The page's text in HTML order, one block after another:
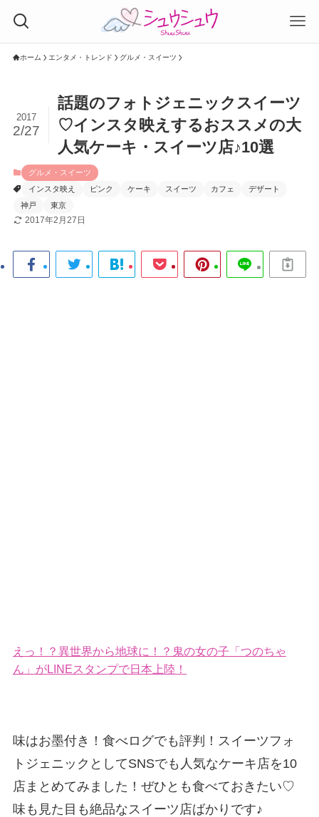
ホーム エンタメ・トレンド グルメ・スイーツ
話題のフォトジェニックスイーツ
♡インスタ映えするおススメの大
人気ケーキ・スイーツ店♪10選
2017
2/27
グルメ・スイーツ
インスタ映え
ピンク ケーキ スイーツ カフェ
デザート
神戸
東京
2017年2月27日
えっ！？異世界から地球に！？鬼の女の子「つのちゃ
ん」がLINEスタンプで日本上陸！
味はお墨付き！食べログでも評判！スイーツフォ
トジェニックとしてSNSでも人気なケーキ店を10
店まとめてみました！ぜひとも食べておきたい♡
味も見た目も絶品なスイーツ店ばかりです♪